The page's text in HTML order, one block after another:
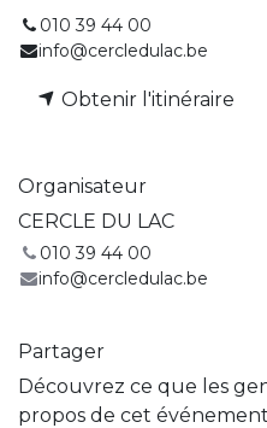
010 39 44 00
info@cercledulac.be
Obtenir l'itinéraire
Organisateur
CERCLE DU LAC
010 39 44 00
info@cercledulac.be
Partager
Découvrez ce que les
propos de cet